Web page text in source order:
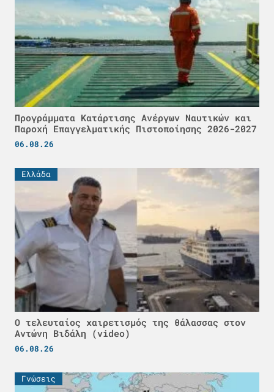
Προγράμματα Κατάρτισης Ανέργων Ναυτικών και
Παροχή Επαγγελματικής Πιστοποίησης 2026-2027
06.08.26
Ελλάδα
Ο τελευταίος χαιρετισμός της θάλασσας στον
Αντώνη Βιδάλη (video)
06.08.26
Γνώσεις